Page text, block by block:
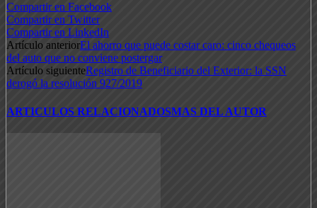
Compartir en Facebook
Compartir en Twitter
Compartir en LinkedIn
Artículo anteriorEl ahorro que puede costar caro: cinco chequeos
del auto que no conviene postergar
Artículo siguienteRegistro de Beneficiario del Exterior: la SSN
derogó la resolución 927/2019
ARTICULOS RELACIONADOSMAS DEL AUTOR